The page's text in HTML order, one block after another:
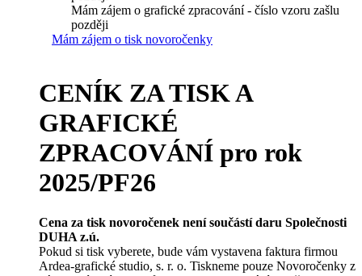
Mám zájem o grafické zpracování - číslo vzoru zašlu
později
Mám zájem o tisk novoročenky
CENÍK ZA TISK A
GRAFICKÉ
ZPRACOVÁNÍ pro rok
2025/PF26
Cena za tisk novoročenek není součástí daru Společnosti
DUHA z.ú.
Pokud si tisk vyberete, bude vám vystavena faktura firmou
Ardea-grafické studio, s. r. o. Tiskneme pouze Novoročenky z